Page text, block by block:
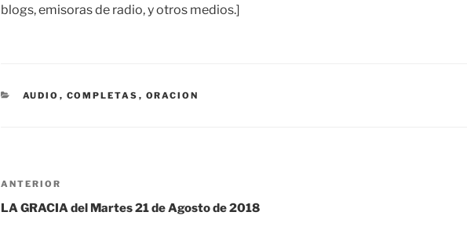
blogs, emisoras de radio, y otros medios.]
CATEGORÍAS
AUDIO , COMPLETAS , ORACION
Navegación
de
Entrada
anterior:
ANTERIOR
LA GRACIA del Martes 21 de Agosto de 2018